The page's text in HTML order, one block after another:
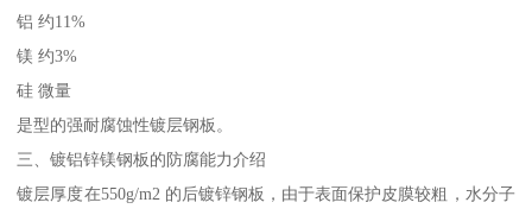
铝 约11%
镁 约3%
硅 微量
是型的强耐腐蚀性镀层钢板。
三、镀铝锌镁钢板的防腐能力介绍
镀层厚度在550g/m2 的后镀锌钢板，由于表面保护皮膜较粗，水分子